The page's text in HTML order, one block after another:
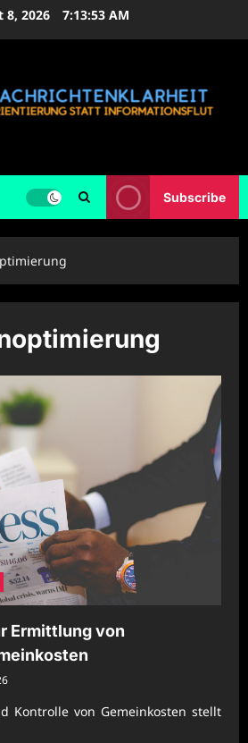
8, 2026 7:13:54 AM
Subscribe
Ermittlung von
Kontrolle von Gemeinkosten stellt